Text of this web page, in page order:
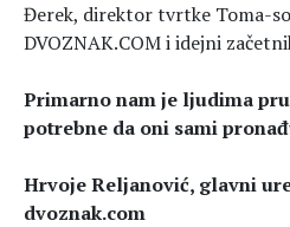
Đerek, direktor tvrtke Toma-
DVOZNAK.COM i idejni
Primarno nam je ljudima
potrebne da oni sami
Hrvoje Reljanović, glavni
dvoznak.com